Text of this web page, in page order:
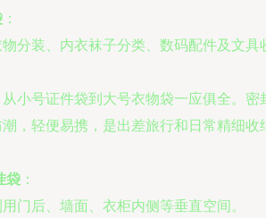
：
物分装、内衣袜子分类、数码配件及文具
从小号证件袋到大号衣物袋一应俱全。密
，轻便易携，是出差旅行和日常精细收
袋 ：
用门后、墙面、衣柜内侧等垂直空间。